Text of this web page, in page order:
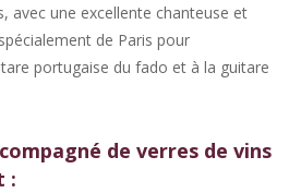
avec une excellente chanteuse et
de Paris pour
portugaise du fado et à la guitare
de verres de vins
: